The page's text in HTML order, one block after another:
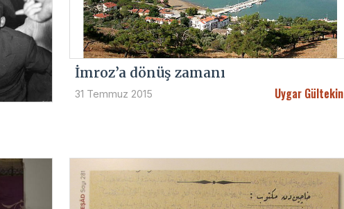
İmroz’a dönüş zamanı
31 Temmuz 2015 Uygar Gültekin